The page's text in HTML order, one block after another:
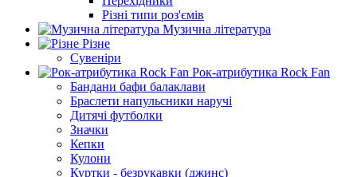
Різні типи роз'ємів
Музична література
Різне
Сувеніри
Рок-атрибутика Rock Fan
Бандани бафи балаклави
Браслети напульсники наручі
Дитячі футболки
Значки
Кепки
Кулони
Куртки - безрукавки (джинс)